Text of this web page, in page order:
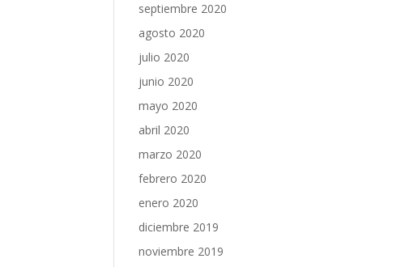
septiembre 2020
agosto 2020
julio 2020
junio 2020
mayo 2020
abril 2020
marzo 2020
febrero 2020
enero 2020
diciembre 2019
noviembre 2019